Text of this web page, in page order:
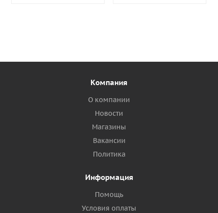
Компания
О компании
Новости
Магазины
Вакансии
Политика
Информация
Помощь
Условия оплаты